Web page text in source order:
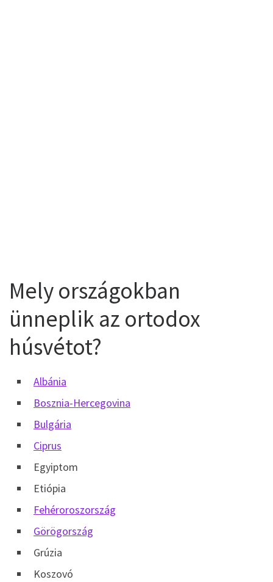
Mely országokban
ünneplik az ortodox
húsvétot?
Albánia
Bosznia-Hercegovina
Bulgária
Ciprus
Egyiptom
Etiópia
Fehéroroszország
Görögország
Grúzia
Koszovó